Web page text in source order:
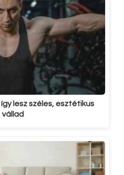
lesz széles, esztétikus
vállad